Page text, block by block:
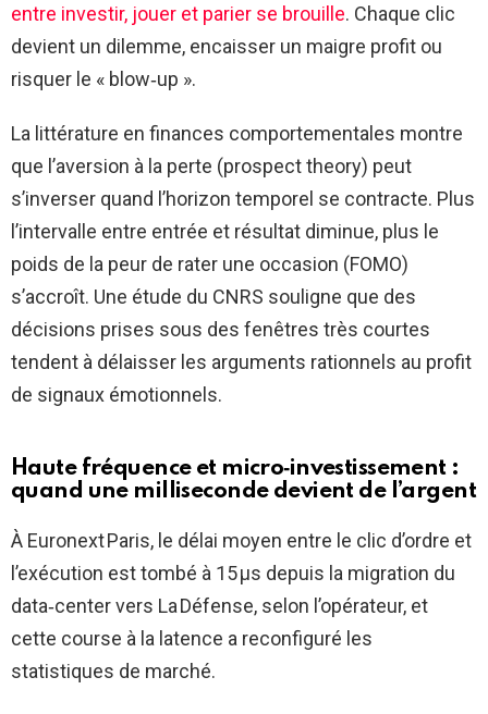
entre investir, jouer et parier se brouille. Chaque clic
devient un dilemme, encaisser un maigre profit ou
risquer le « blow‑up ».
La littérature en finances comportementales montre
que l’aversion à la perte (prospect theory) peut
s’inverser quand l’horizon temporel se contracte. Plus
l’intervalle entre entrée et résultat diminue, plus le
poids de la peur de rater une occasion (FOMO)
s’accroît. Une étude du CNRS souligne que des
décisions prises sous des fenêtres très courtes
tendent à délaisser les arguments rationnels au profit
de signaux émotionnels.
Haute fréquence et micro‑investissement :
quand une milliseconde devient de l’argent
À Euronext Paris, le délai moyen entre le clic d’ordre et
l’exécution est tombé à 15 µs depuis la migration du
data‑center vers La Défense, selon l’opérateur, et
cette course à la latence a reconfiguré les
statistiques de marché.